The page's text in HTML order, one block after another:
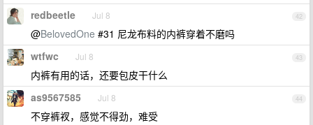
42
redbeetle Jul 8
@BelovedOne #31 尼龙布料的内裤穿着不磨吗
43
wtfwc Jul 8
内裤有用的话，还要包皮干什么
44
as9567585 Jul 8
不穿裤衩，感觉不得劲，难受